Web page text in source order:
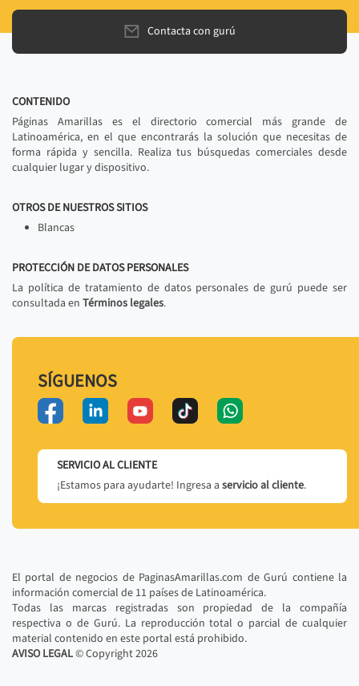
Contacta con gurú
CONTENIDO
Páginas Amarillas es el directorio comercial más grande de
Latinoamérica, en el que encontrarás la solución que necesitas de
forma rápida y sencilla. Realiza tus búsquedas comerciales desde
cualquier lugar y dispositivo.
OTROS DE NUESTROS SITIOS
Blancas
PROTECCIÓN DE DATOS PERSONALES
La política de tratamiento de datos personales de gurú puede ser
consultada en Términos legales.
SÍGUENOS
SERVICIO AL CLIENTE
¡Estamos para ayudarte! Ingresa a servicio al cliente.
El portal de negocios de PaginasAmarillas.com de Gurú contiene la
información comercial de 11 países de Latinoamérica.
Todas las marcas registradas son propiedad de la compañía
respectiva o de Gurú. La reproducción total o parcial de cualquier
material contenido en este portal está prohibido.
AVISO LEGAL© Copyright2026